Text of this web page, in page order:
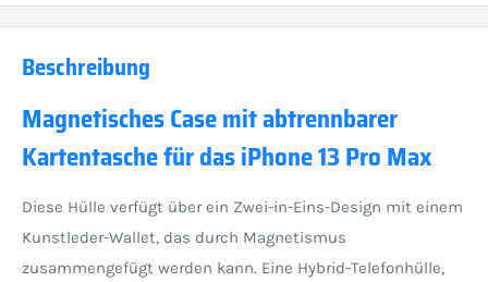
Beschreibung
Magnetisches Case mit abtrennbarer
Kartentasche für das iPhone 13 Pro Max
Diese Hülle verfügt über ein Zwei-in-Eins-Design mit einem
Kunstleder-Wallet, das durch Magnetismus
zusammengefügt werden kann. Eine Hybrid-Telefonhülle,